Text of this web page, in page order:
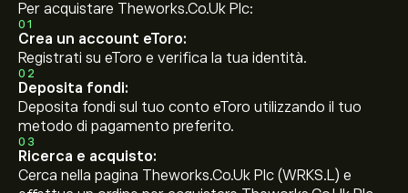
Per acquistare Theworks.Co.Uk Plc:
01
Crea un account eToro:
Registrati su eToro e verifica la tua identità.
02
Deposita fondi:
Deposita fondi sul tuo conto eToro utilizzando il tuo
metodo di pagamento preferito.
03
Ricerca e acquisto:
Cerca nella pagina Theworks.Co.Uk Plc (WRKS.L) e